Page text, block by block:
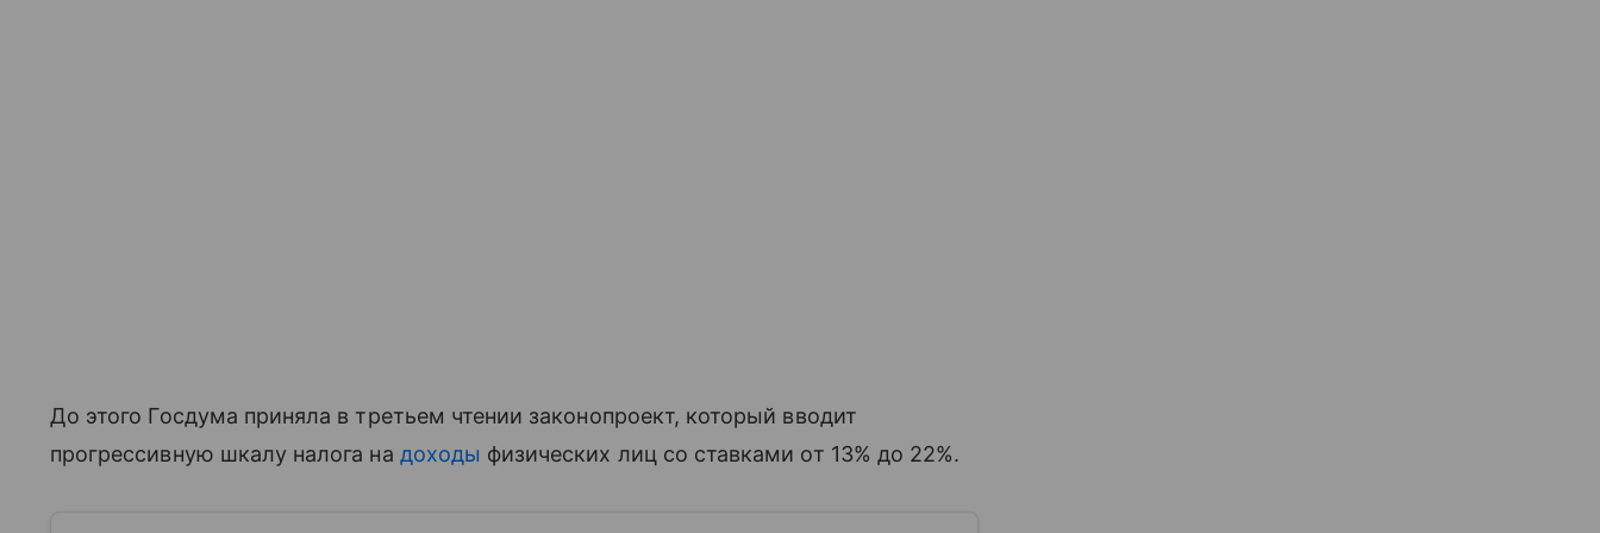
До этого Госдума приняла в третьем чтении законопроект, который вводит
прогрессивную шкалу налога на доходы физических лиц со ставками от 13% до 22%.